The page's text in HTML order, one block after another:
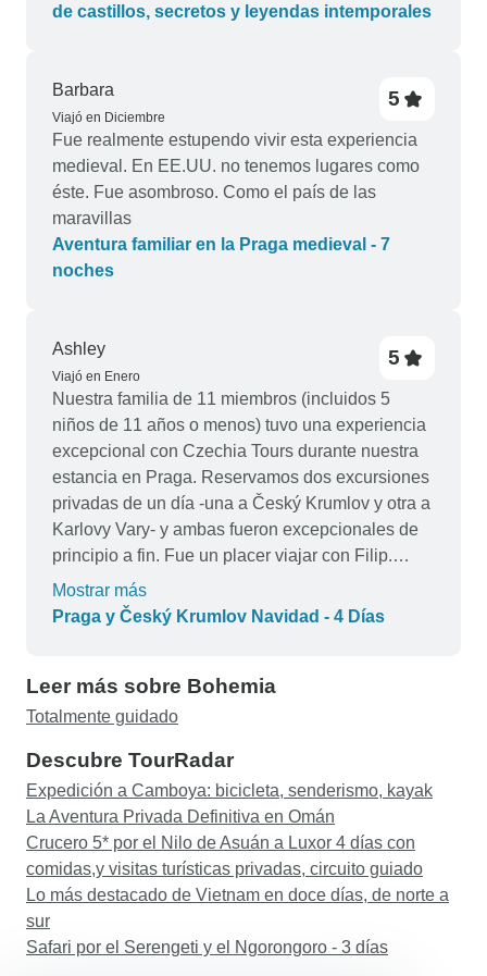
de castillos, secretos y leyendas intemporales
Barbara
Viajó en Diciembre
5
Fue realmente estupendo vivir esta experiencia
medieval. En EE.UU. no tenemos lugares como
éste. Fue asombroso. Como el país de las
maravillas
Aventura familiar en la Praga medieval - 7
noches
Ashley
Viajó en Enero
5
Nuestra familia de 11 miembros (incluidos 5
niños de 11 años o menos) tuvo una experiencia
excepcional con Czechia Tours durante nuestra
estancia en Praga. Reservamos dos excursiones
privadas de un día -una a Český Krumlov y otra a
Karlovy Vary- y ambas fueron excepcionales de
principio a fin. Fue un placer viajar con Filip.
Estaba bien informado, era simpático e
increíblemente agradable, e hizo un trabajo
adaptado a los niños y nunca nos pareció
apresurado, al tiempo que ofrecía una rica
memorables también para los adultos. Como
asesora de viajes, soy especialmente consciente
de la logística, el ritmo y la calidad en general, y
Czechia Tours superó las expectativas en todos
los frentes. Volvería a utilizarlos para mi propia
familia y no dudaría en reservarlos para mis
encarecidamente, sobre todo a familias o grupos
Mostrar más
Praga y Český Krumlov Navidad - 4 Días
Leer más sobre Bohemia
Totalmente guidado
Descubre TourRadar
Expedición a Camboya: bicicleta, senderismo, kayak
La Aventura Privada Definitiva en Omán
Crucero 5* por el Nilo de Asuán a Luxor 4 días con
comidas,y visitas turísticas privadas, circuito guiado
Lo más destacado de Vietnam en doce días, de norte a
sur
Safari por el Serengeti y el Ngorongoro - 3 días